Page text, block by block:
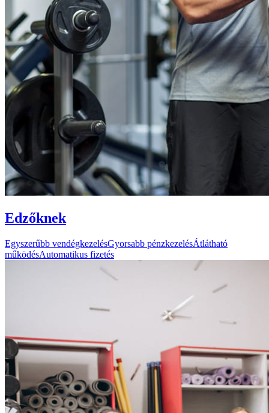
Edzőknek
Egyszerűbb vendégkezelésGyorsabb pénzkezelésÁtlátható
működésAutomatikus fizetés